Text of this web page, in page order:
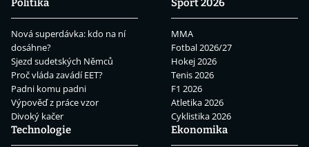
Politika
Nová superdávka: kdo na ní
dosáhne?
Sjezd sudetských Němců
Proč vláda zavádí EET?
Padni komu padni
Výpověď z práce vzor
Divoký kačer
Sport 2026
MMA
Fotbal 2026/27
Hokej 2026
Tenis 2026
F1 2026
Atletika 2026
Cyklistika 2026
Technologie
Ekonomika